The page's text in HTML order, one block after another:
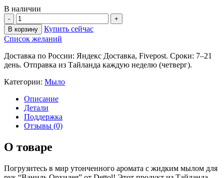
В наличии
В корзину
Купить сейчас
Список желаний
Доставка по России: Яндекс Доставка, Fivepost. Сроки: 7–21
день. Отправка из Тайланда каждую неделю (четверг).
Категории: Мыло
Описание
Детали
Поддержка
Отзывы (0)
О товаре
Погрузитесь в мир утонченного аромата с жидким мылом для